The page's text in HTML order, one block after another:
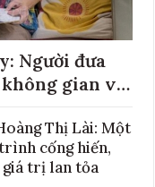
Người đưa
gian về
Thị Lài: Một
cống hiến,
giá trị lan tỏa